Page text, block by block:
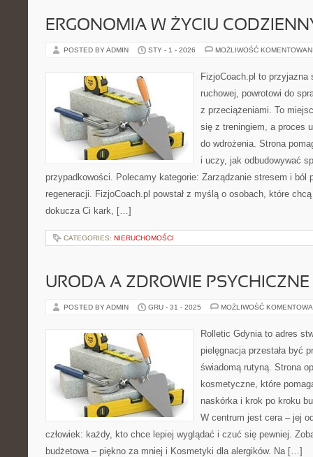
ERGONOMIA W ŻYCIU
POSTED BY ADMIN STY - 1 - 2026 MOŻLIWOŚĆ
FizjoCoach.pl to przyjazna
ruchowej, powrotowi do
z przeciążeniami. To
się z treningiem, a proces
do wdrożenia. Strona
i uczy, jak odbudowywać
przypadkowości. Polecamy kategorie: Zarządzanie stresem i ból
regeneracji. FizjoCoach.pl powstał z myślą o osobach, które
dokucza Ci kark, […]
CATEGORIES: NIERUCHOMOŚCI
URODA A ZDROWIE PSYCHICZNE
POSTED BY ADMIN GRU - 31 - 2025 MOŻLIWOŚĆ
Rolletic Gdynia to adres
pielęgnacja przestała być
świadomą rutyną. Strona
kosmetyczne, które
naskórka i krok po kroku
W centrum jest cera – jej
człowiek: każdy, kto chce lepiej wyglądać i czuć się pewniej.
budżetowa – piękno za mniej i Kosmetyki dla alergików. Na […]